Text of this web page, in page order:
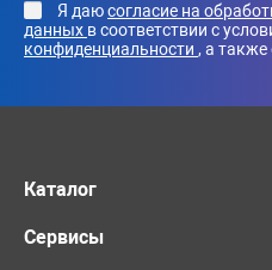
Я даюсогласие на
данных в соответствии с
конфиденциальности , а также
Каталог
Сервисы